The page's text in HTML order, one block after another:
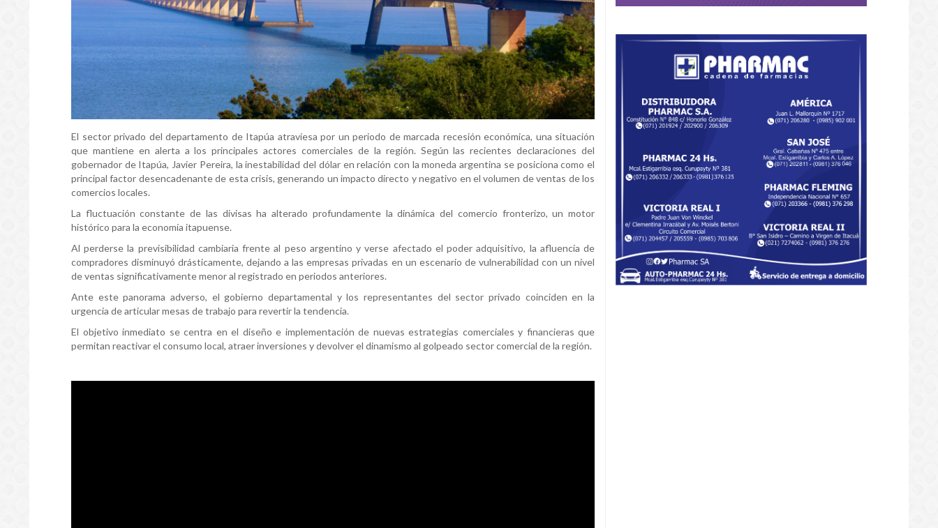
El sector privado del departamento de Itapúa atraviesa por un periodo de marcada recesión económica, una situación
que mantiene en alerta a los principales actores comerciales de la región. Según las recientes declaraciones del
gobernador de Itapúa, Javier Pereira, la inestabilidad del dólar en relación con la moneda argentina se posiciona como el
principal factor desencadenante de esta crisis, generando un impacto directo y negativo en el volumen de ventas de los
comercios locales.
La fluctuación constante de las divisas ha alterado profundamente la dinámica del comercio fronterizo, un motor
histórico para la economía itapuense.
Al perderse la previsibilidad cambiaria frente al peso argentino y verse afectado el poder adquisitivo, la afluencia de
compradores disminuyó drásticamente, dejando a las empresas privadas en un escenario de vulnerabilidad con un nivel
de ventas significativamente menor al registrado en periodos anteriores.
Ante este panorama adverso, el gobierno departamental y los representantes del sector privado coinciden en la
urgencia de articular mesas de trabajo para revertir la tendencia.
El objetivo inmediato se centra en el diseño e implementación de nuevas estrategias comerciales y financieras que
permitan reactivar el consumo local, atraer inversiones y devolver el dinamismo al golpeado sector comercial de la región.